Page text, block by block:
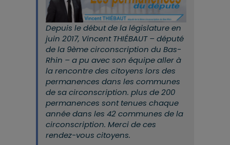
Depuis le début de la législature en
juin 2017, Vincent THIÉBAUT – député
de la 9ème circonscription du Bas-
Rhin – a pu avec son équipe aller à
la rencontre des citoyens lors des
permanences dans les communes
de sa circonscription. plus de 200
permanences sont tenues chaque
année dans les 42 communes de la
circonscription. Merci de ces
rendez-vous citoyens.